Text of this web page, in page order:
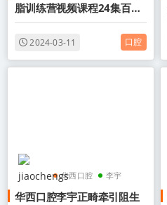
脂训练营视频课程24集百度
网盘下载学习
2024-03-11 口腔
华西口腔 李宇
正畸牵引阻生牙
华西口腔李宇正畸牵引阻生